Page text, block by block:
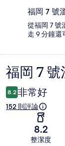
福岡 7 號
從福岡 7 號
走 9 分鐘還
評
論
福岡 7
8.2 非常好
152 則評論
8.2
整潔度